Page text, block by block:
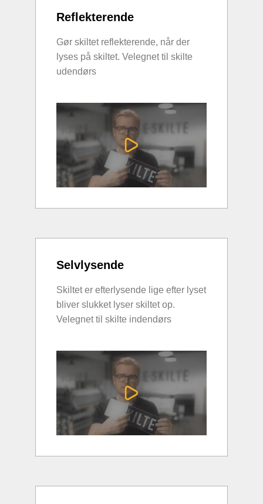
Reflekterende
Gør skiltet reflekterende, når der
lyses på skiltet. Velegnet til skilte
udendørs
Selvlysende
Skiltet er efterlysende lige efter lyset
bliver slukket lyser skiltet op.
Velegnet til skilte indendørs